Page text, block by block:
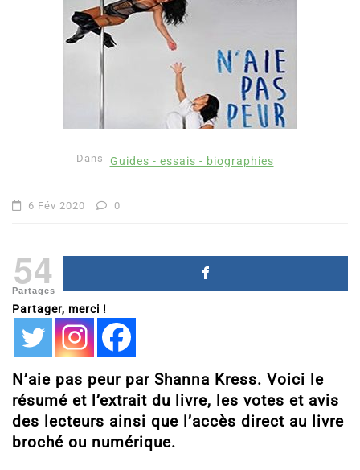
Dans Guides - essais - biographies
6 Fév 2020 0
54
Partages
Partager, merci !
N’aie pas peur par Shanna Kress. Voici le
résumé et l’extrait du livre, les votes et avis
des lecteurs ainsi que l’accès direct au livre
broché ou numérique.